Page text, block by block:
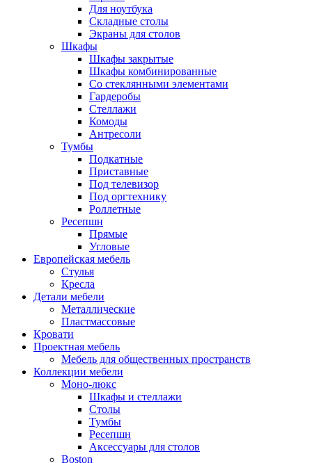
Для ноутбука
Складные столы
Экраны для столов
Шкафы
Шкафы закрытые
Шкафы комбинированные
Со стеклянными элементами
Гардеробы
Стеллажи
Комоды
Антресоли
Тумбы
Подкатные
Приставные
Под телевизор
Под оргтехнику
Роллетные
Ресепшн
Прямые
Угловые
Европейская мебель
Стулья
Кресла
Детали мебели
Металлические
Пластмассовые
Кровати
Проектная мебель
Мебель для общественных пространств
Коллекции мебели
Моно-люкс
Шкафы и стеллажи
Столы
Тумбы
Ресепшн
Аксессуары для столов
Boston